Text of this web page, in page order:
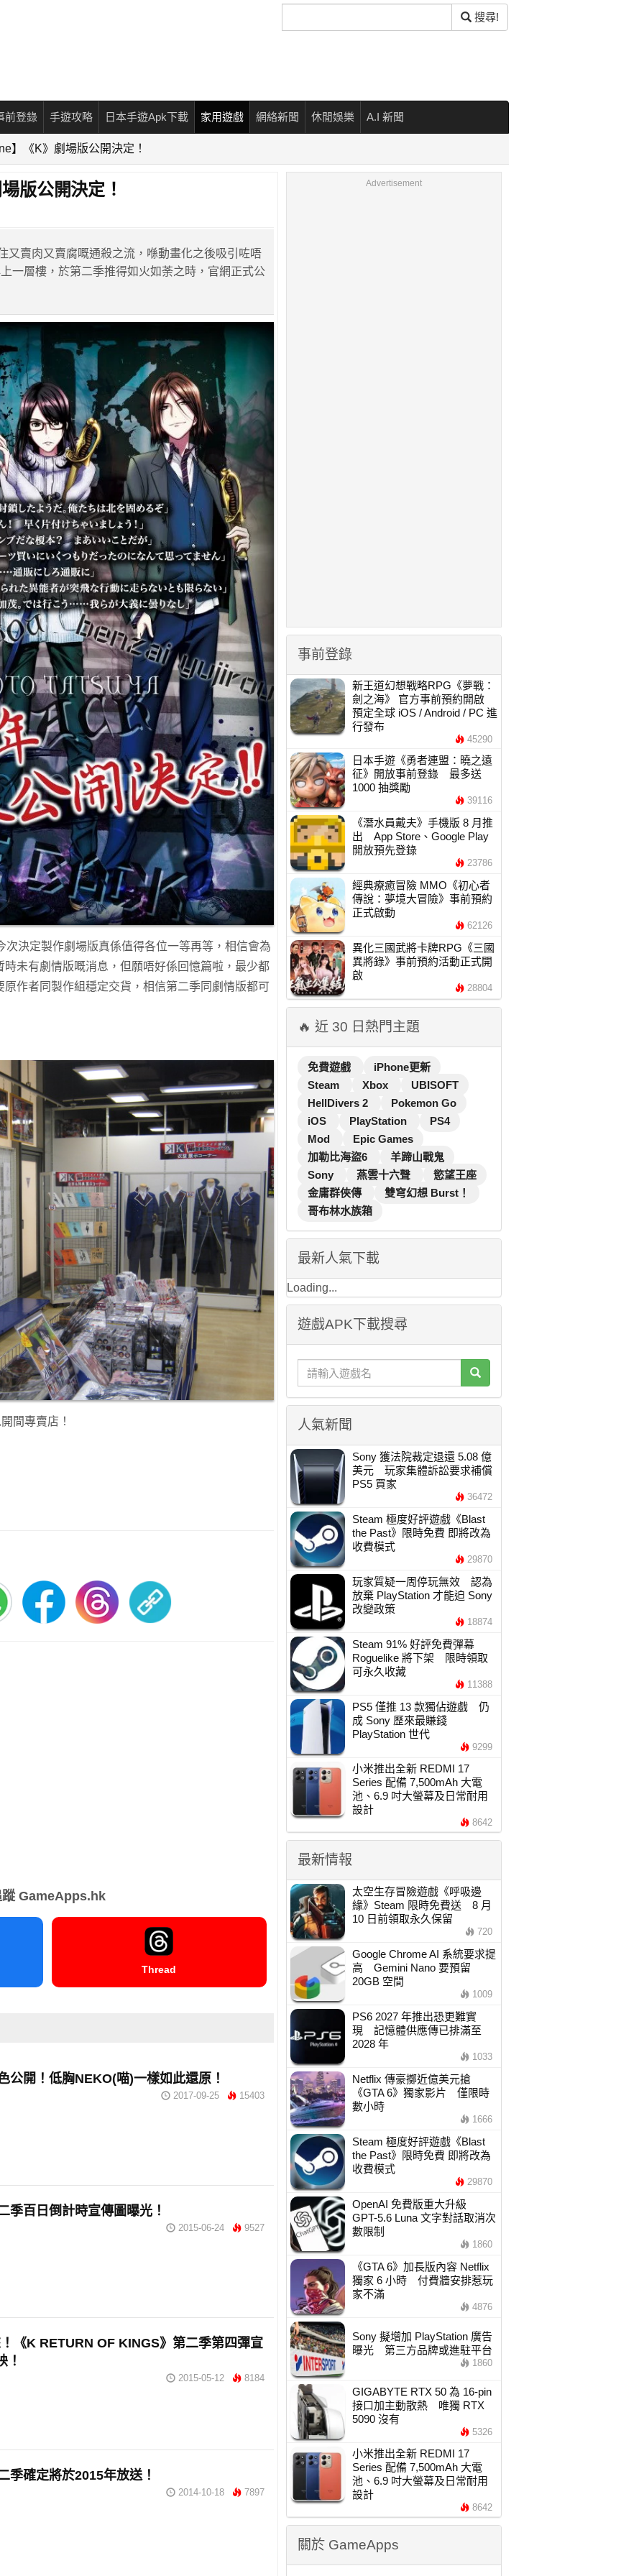
尋
搜尋!
前登錄 手遊攻略 日本手遊Apk下載 家用遊戲 網絡新聞 休閒娛樂 A.I 新聞
】《K》劇場版公開決定！
版公開決定！
又賣肉又賣腐嘅通殺之流，喺動畫化之後吸引咗唔
一層樓，於第二季推得如火如荼之時，官網正式公
決定製作劇場版真係值得各位一等再等，相信會為
未有劇情版嘅消息，但願唔好係回憶篇啦，最少都
作者同製作組穩定交貨，相信第二季同劇情版都可
間專賣店！
蹤 GameApps.hk
Thread
公開！低胸NEKO(喵)一樣如此還原！
2017-09-25 15403
季百日倒計時宣傳圖曝光！
2015-06-24 9527
《K RETURN OF KINGS》第二季第四彈宣
！
2015-05-12 8184
季確定將於2015年放送！
2014-10-18 7897
Advertisement
事前登錄
新王道幻想戰略RPG《夢戰：
劍之海》 官方事前預約開啟
預定全球 iOS / Android / PC 進
行發布
45290
日本手遊《勇者連盟：曉之遠
征》開放事前登錄 最多送
1000 抽獎勵
39116
《潛水員戴夫》手機版 8 月推
出 App Store、Google Play
開放預先登錄
23786
經典療癒冒險 MMO《初心者
傳說：夢境大冒險》事前預約
正式啟動
62126
異化三國武將卡牌RPG《三國
異將錄》事前預約活動正式開
啟
28804
🔥 近 30 日熱門主題
免費遊戲
iPhone更新
Steam
Xbox
UBISOFT
HellDivers 2
Pokemon Go
iOS
PlayStation
PS4
Mod
Epic Games
加勒比海盜6
羊蹄山戰鬼
Sony
燕雲十六聲
慾望王座
金庸群俠傳
雙穹幻想 Burst！
哥布林水族箱
最新人氣下載
Loading...
遊戲APK下載搜尋
人氣新聞
Sony 獲法院裁定退還 5.08 億
美元 玩家集體訴訟要求補償
PS5 買家
36472
Steam 極度好評遊戲《Blast
the Past》限時免費 即將改為
收費模式
29870
玩家質疑一周停玩無效 認為
放棄 PlayStation 才能迫 Sony
改變政策
18874
Steam 91% 好評免費彈幕
Roguelike 將下架 限時領取
可永久收藏
11388
PS5 僅推 13 款獨佔遊戲 仍
成 Sony 歷來最賺錢
PlayStation 世代
9299
小米推出全新 REDMI 17
Series 配備 7,500mAh 大電
池、6.9 吋大螢幕及日常耐用
設計
8642
最新情報
太空生存冒險遊戲《呼吸邊
緣》Steam 限時免費送 8 月
10 日前領取永久保留
720
Google Chrome AI 系統要求提
高 Gemini Nano 要預留
20GB 空間
1009
PS6 2027 年推出恐更難實
現 記憶體供應傳已排滿至
2028 年
1033
Netflix 傳豪擲近億美元搶
《GTA 6》獨家影片 僅限時
數小時
1666
Steam 極度好評遊戲《Blast
the Past》限時免費 即將改為
收費模式
29870
OpenAI 免費版重大升級
GPT-5.6 Luna 文字對話取消次
數限制
1860
《GTA 6》加長版內容 Netflix
獨家 6 小時 付費牆安排惹玩
家不滿
4876
Sony 擬增加 PlayStation 廣告
曝光 第三方品牌或進駐平台
1860
GIGABYTE RTX 50 為 16-pin
接口加主動散熱 唯獨 RTX
5090 沒有
5326
小米推出全新 REDMI 17
Series 配備 7,500mAh 大電
池、6.9 吋大螢幕及日常耐用
設計
8642
關於 GameApps